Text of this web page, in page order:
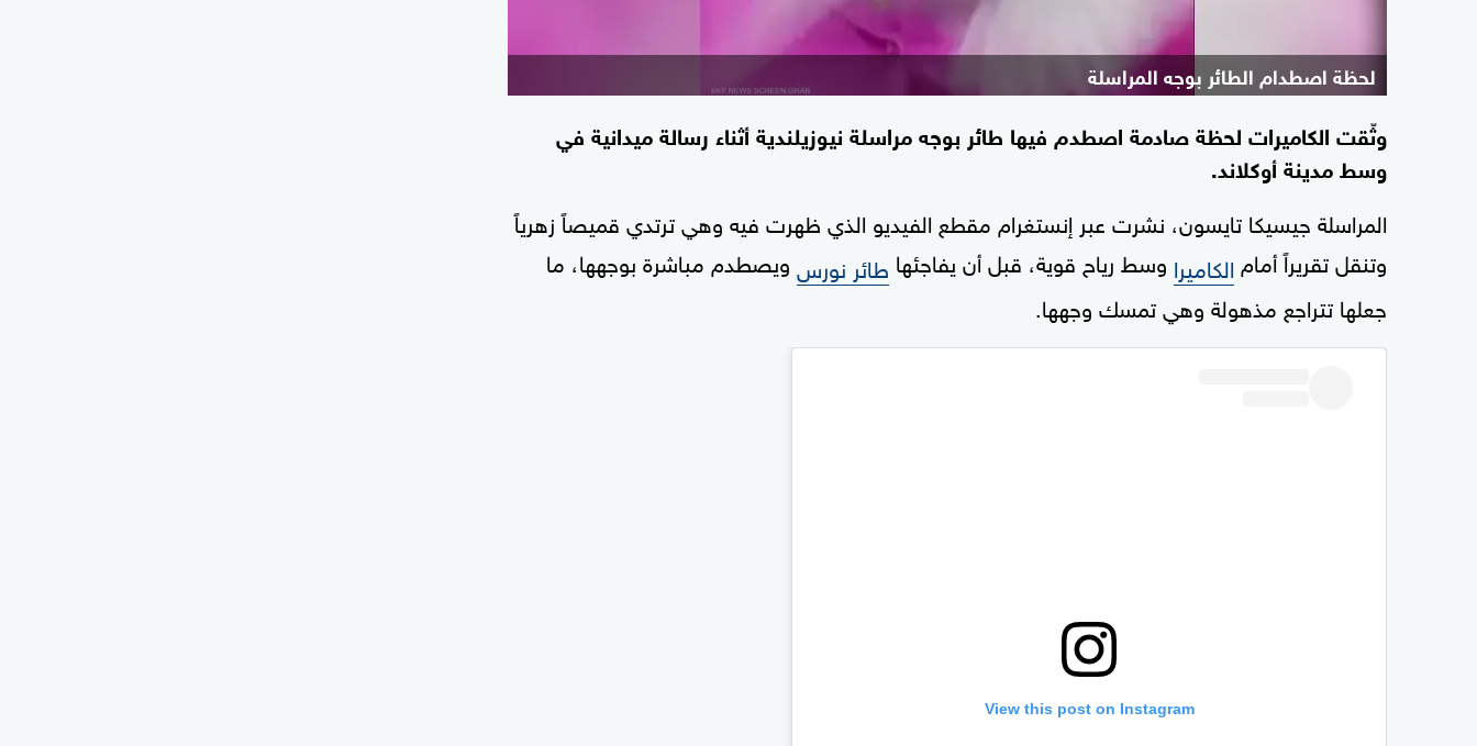
لحظة اصطدام الطائر بوجه المراسلة
وثّقت الكاميرات لحظة صادمة اصطدم فيها طائر بوجه مراسلة نيوزيلندية أثناء رسالة ميدانية في
وسط مدينة أوكلاند.
المراسلة جيسيكا تايسون، نشرت عبر إنستغرام مقطع الفيديو الذي ظهرت فيه وهي ترتدي قميصاً زهرياً
وتنقل تقريراً أمام الكاميرا وسط رياح قوية، قبل أن يفاجئها طائر نورس ويصطدم مباشرة بوجهها، ما
جعلها تتراجع مذهولة وهي تمسك وجهها.
View this post on Instagram